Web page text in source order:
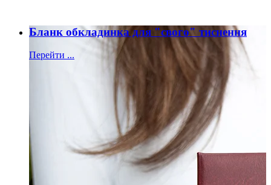
Бланк обкладинка для "свого" тиснення
Перейти ...